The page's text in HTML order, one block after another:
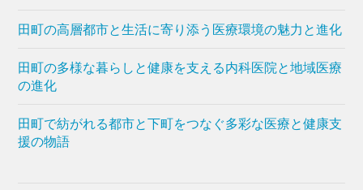
田町の高層都市と生活に寄り添う医療環境の魅力と進化
田町の多様な暮らしと健康を支える内科医院と地域医療
の進化
田町で紡がれる都市と下町をつなぐ多彩な医療と健康支
援の物語